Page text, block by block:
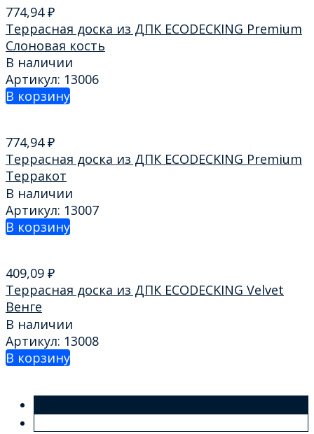
774,94₽
Террасная доска из ДПК ECODECKING Premium
Слоновая кость
В наличии
Артикул: 13006
В корзину
774,94₽
Террасная доска из ДПК ECODECKING Premium
Терракот
В наличии
Артикул: 13007
В корзину
409,09 ₽
Террасная доска из ДПК ECODECKING Velvet
Венге
В наличии
Артикул: 13008
В корзину